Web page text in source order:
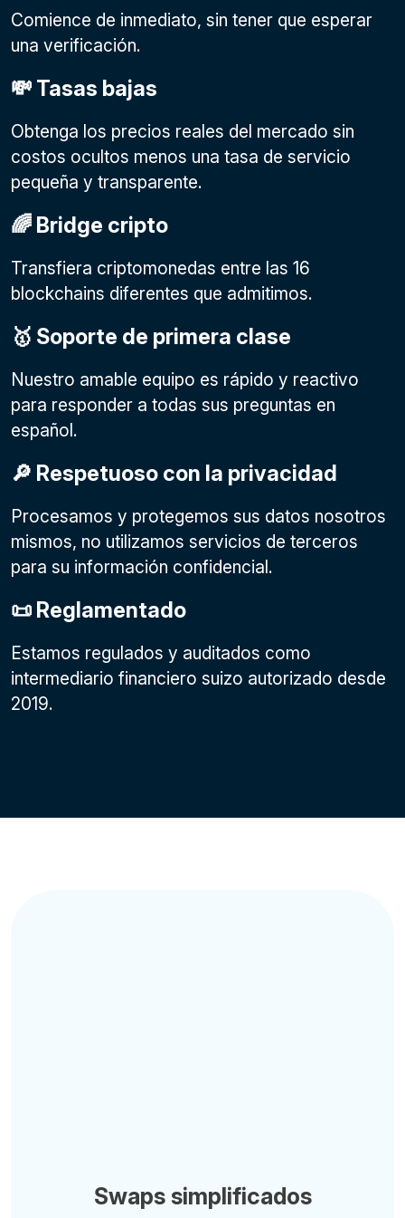
Comience de inmediato, sin tener que esperar
una verificación.
💸 Tasas bajas
Obtenga los precios reales del mercado sin
costos ocultos menos una tasa de servicio
pequeña y transparente.
🌈 Bridge cripto
Transfiera criptomonedas entre las 16
blockchains diferentes que admitimos.
🥇 Soporte de primera clase
Nuestro amable equipo es rápido y reactivo
para responder a todas sus preguntas en
español.
🔎 Respetuoso con la privacidad
Procesamos y protegemos sus datos nosotros
mismos, no utilizamos servicios de terceros
para su información confidencial.
📜 Reglamentado
Estamos regulados y auditados como
intermediario financiero suizo autorizado desde
2019.
Swaps simplificados